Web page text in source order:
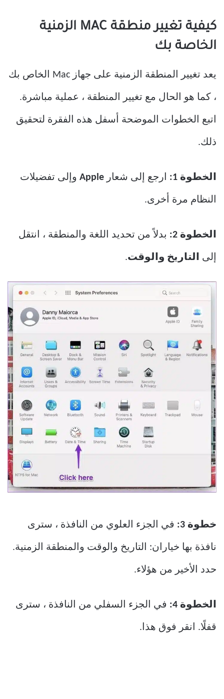
كيفية تغيير منطقة MAC الزمنية
الخاصة بك
يعد تغيير المنطقة الزمنية على جهاز Mac الخاص بك
، كما هو الحال مع تغيير المنطقة ، عملية مباشرة.
اتبع الخطوات الموضحة أسفل هذه الفقرة لتحقيق
ذلك.
الخطوة 1: ارجع إلى شعار Apple وإلى تفضيلات
النظام مرة أخرى.
الخطوة 2: بدلاً من تحديد اللغة والمنطقة ، انتقل
إلى التاريخ والوقت.
خطوة 3: في الجزء العلوي من النافذة ، سترى
نافذة بها خياران: التاريخ والوقت والمنطقة الزمنية.
حدد الأخير من هؤلاء.
الخطوة 4: في الجزء السفلي من النافذة ، سترى
قفلًا. انقر فوق هذا.